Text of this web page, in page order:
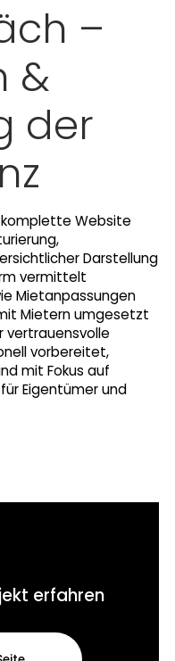
–
&
der
komplette Website
Darstellung
vermittelt
Mietanpassungen
Mietern umgesetzt
vertrauensvolle
vorbereitet,
mit Fokus auf
Eigentümer und
erfahren